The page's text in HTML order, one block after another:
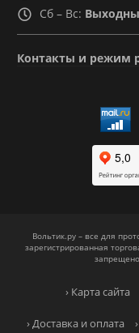
Сб – Вс:
Контакты и режим
Вольтик.ру – все для
зарегистрированная
› Карта сайта
› Доставка и оплата